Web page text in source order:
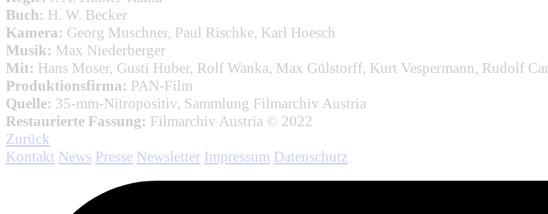
Buch: H. W. Becker
Kamera: Georg Muschner, Paul Rischke, Karl Hoesch
Musik: Max Niederberger
Mit: Hans Moser, Gusti Huber, Rolf Wanka, Max Gülstorff, Kurt Vespermann, Rudolf
Produktionsfirma: PAN-Film
Quelle: 35-mm-Nitropositiv, Sammlung Filmarchiv Austria
Restaurierte Fassung: Filmarchiv Austria © 2022
Zurück
Kontakt News Presse Newsletter Impressum Datenschutz